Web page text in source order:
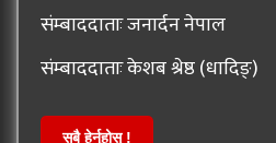
संम्बाददाताः जनार्दन नेपाल
संम्बाददाताः केशब श्रेष्ठ (धादिङ्)
सबै हेर्नुहोस् !